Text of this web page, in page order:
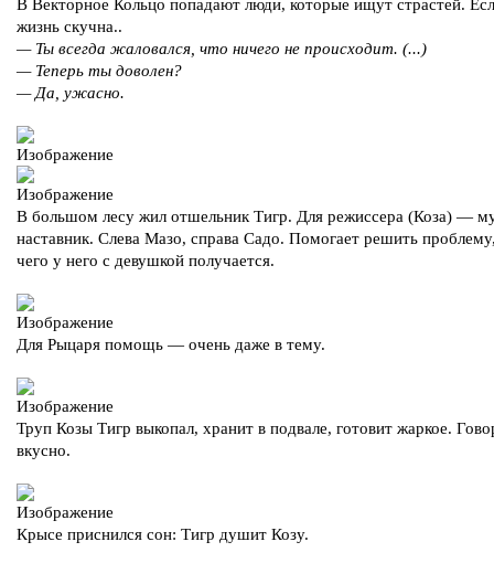
В Векторное Кольцо попадают люди, которые ищут страстей.
жизнь скучна..
— Ты всегда жаловался, что ничего не происходит. (...)
— Теперь ты доволен?
— Да, ужасно.
В большом лесу жил отшельник Тигр. Для режиссера (Коза) —
наставник. Слева Мазо, справа Садо. Помогает решить
чего у него с девушкой получается.
Для Рыцаря помощь — очень даже в тему.
Труп Козы Тигр выкопал, хранит в подвале, готовит жаркое.
вкусно.
Крысе приснился сон: Тигр душит Козу.